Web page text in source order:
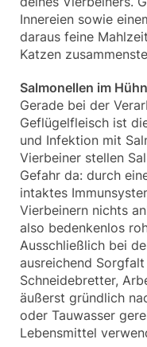
Innereien sowie
daraus feine
Katzen
Salmonellen im
Gerade bei der
Geflügelfleisch ist
und Infektion mit
Vierbeiner stellen
Gefahr da: durch
intaktes
Vierbeinern nichts
also bedenkenlos
Ausschließlich bei
ausreichend
Schneidebretter,
äußerst gründlich
oder Tauwasser
Lebensmittel